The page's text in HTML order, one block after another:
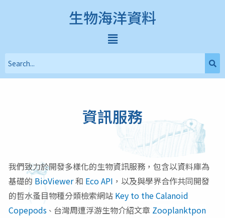
生物海洋資料
資訊服務
我們致力於開發多樣化的生物資訊服務，包含以資料庫為
基礎的 BioViewer和 Eco API ， 以及與學界合作共同開發
的哲水蚤目物種分類檢索網站 Key to the Calanoid
Copepods 、 台灣周遭浮游生物介紹文章 Zooplanktpon